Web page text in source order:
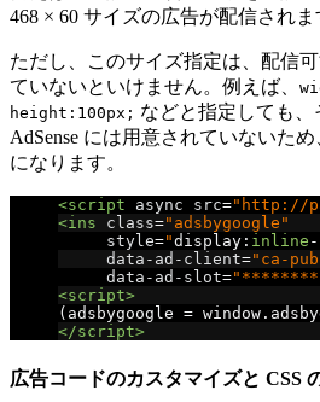
468 × 60 サイズの広告が配信されま
ただし、このサイズ指定は、配信
ていないといけません。例えば、
height:100px; などと指定しても
AdSense には用意されていないた
になります。
<script async src="http://
<ins
class="adsbygoogle"
style="display : inline -
data-ad-client="ca-
data-ad-slot=
<script>
( adsbygoogle = window .
</script>
広告コードのカスタマイズと CSS